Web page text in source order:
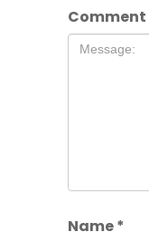
Comment
Name*